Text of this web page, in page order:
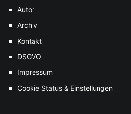
Autor
Archiv
Kontakt
DSGVO
Impressum
Cookie Status & Einstellungen